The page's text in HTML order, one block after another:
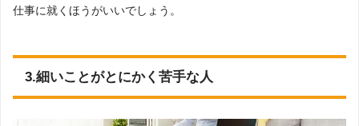
仕事に就くほうがいいでしょう。
3.細いことがとにかく苦手な人